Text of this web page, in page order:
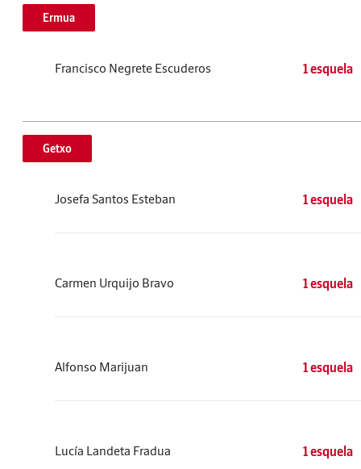
Ermua
Francisco Negrete Escuderos 1 esquela
Getxo
Josefa Santos Esteban 1 esquela
Carmen Urquijo Bravo 1 esquela
Alfonso Marijuan 1 esquela
Lucía Landeta Fradua 1 esquela